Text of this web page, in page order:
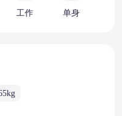
工作 单身